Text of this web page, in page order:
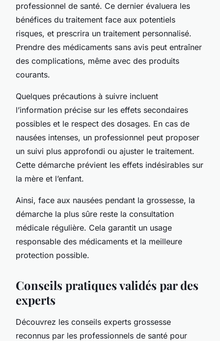
professionnel de santé. Ce dernier évaluera les
bénéfices du traitement face aux potentiels
risques, et prescrira un traitement personnalisé.
Prendre des médicaments sans avis peut entraîner
des complications, même avec des produits
courants.
Quelques précautions à suivre incluent
l’information précise sur les effets secondaires
possibles et le respect des dosages. En cas de
nausées intenses, un professionnel peut proposer
un suivi plus approfondi ou ajuster le traitement.
Cette démarche prévient les effets indésirables sur
la mère et l’enfant.
Ainsi, face aux nausées pendant la grossesse, la
démarche la plus sûre reste la consultation
médicale régulière. Cela garantit un usage
responsable des médicaments et la meilleure
protection possible.
Conseils pratiques validés par des
experts
Découvrez les conseils experts grossesse
reconnus par les professionnels de santé pour